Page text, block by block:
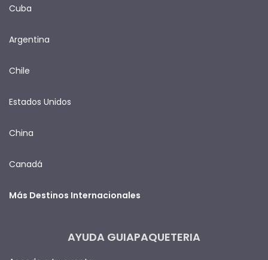
Cuba
Argentina
Chile
Estados Unidos
China
Canadá
Más Destinos Internacionales
AYUDA GUIAPAQUETERIA